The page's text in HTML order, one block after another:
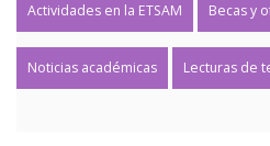
Actividades en la ETSAM Becas y
Noticias académicas Lecturas de